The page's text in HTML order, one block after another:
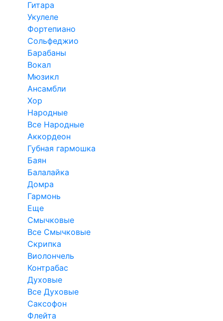
Гитара
Укулеле
Фортепиано
Сольфеджио
Барабаны
Вокал
Мюзикл
Ансамбли
Хор
Народные
Все Народные
Аккордеон
Губная гармошка
Баян
Балалайка
Домра
Гармонь
Еще
Смычковые
Все Смычковые
Скрипка
Виолончель
Контрабас
Духовые
Все Духовые
Саксофон
Флейта